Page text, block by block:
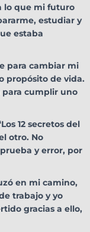
lo que mi futuro
estudiar y
estaba
para cambiar mi
propósito de vida.
para cumplir uno
12 secretos del
otro. No
y error, por
en mi camino,
trabajo y yo
gracias a ello,